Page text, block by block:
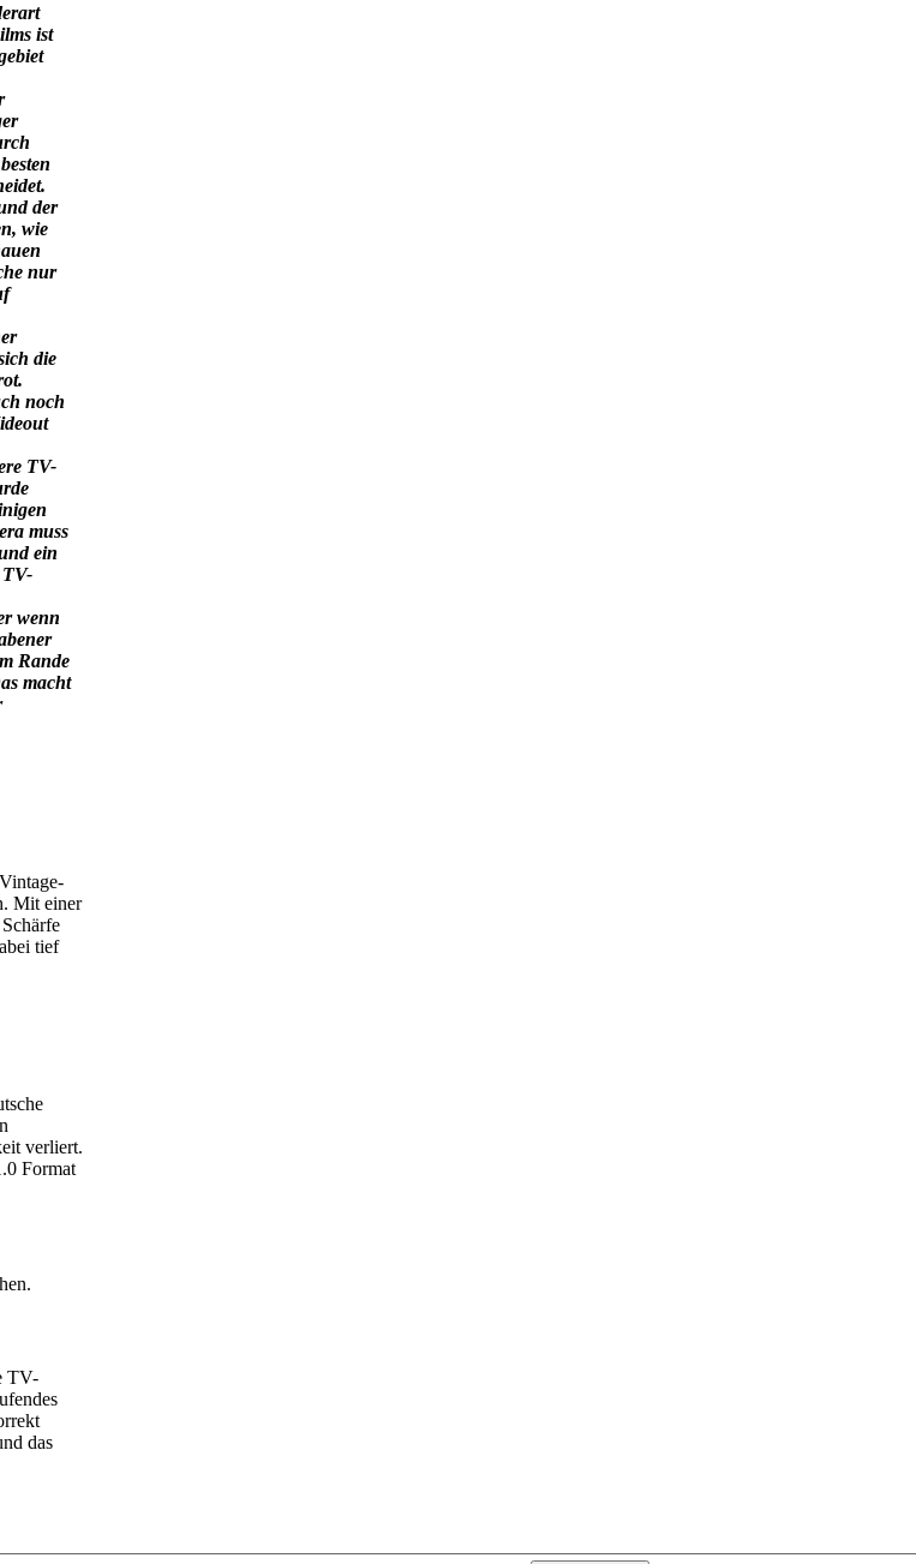
ist
der
wie
nur
die
noch
TV-
muss
ein
wenn
Rande
macht
Mit einer
tief
verliert.
Format
TV-
das